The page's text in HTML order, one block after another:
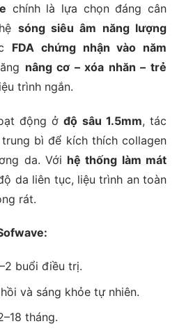
chính là lựa chọn đáng cân
sóng siêu âm năng lượng
FDA chứng nhận vào năm
nâng cơ – xóa nhăn – trẻ
trình ngắn.
động ởđộ sâu 1.5mm, tác
bì để kích thích collagen
da. Với hệ thống làm mát
da liên tục, liệu trình an toàn
rát.
buổi điều trị.
và sáng khỏe tự nhiên.
tháng.